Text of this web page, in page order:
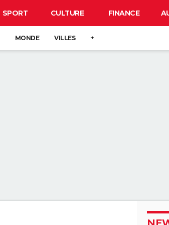
SPORT CULTURE FINANCE
MONDE VILLES +